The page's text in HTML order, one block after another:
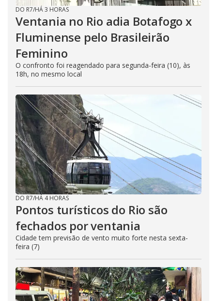
DO R7/HÁ 3 HORAS
Ventania no Rio adia Botafogo x
Fluminense pelo Brasileirão
Feminino
O confronto foi reagendado para segunda-feira (10), às
18h, no mesmo local
DO R7/HÁ 4 HORAS
Pontos turísticos do Rio são
fechados por ventania
Cidade tem previsão de vento muito forte nesta sexta-
feira (7)